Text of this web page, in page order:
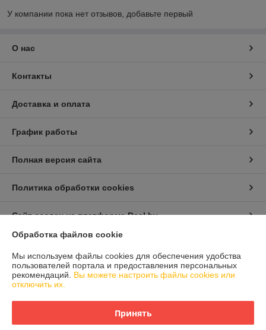
У компании пока нет отзывов, добавьте первый
О нас
Контакты
Доставка и оплата
График работы
Полная версия сайта
Политика обработки cookies
Сайт создан на платформе Deal.by
Информация для покупателя
Юридическое лицо: ЧУП "Либра"
Минская обл., г.Дзержинск, ул.Фоминых,7
Обработка файлов cookie
Мы используем файлы cookies для обеспечения удобства
пользователей портала и предоставления персональных
рекомендаций. Вы можете настроить файлы cookies или
отключить их.
Принять